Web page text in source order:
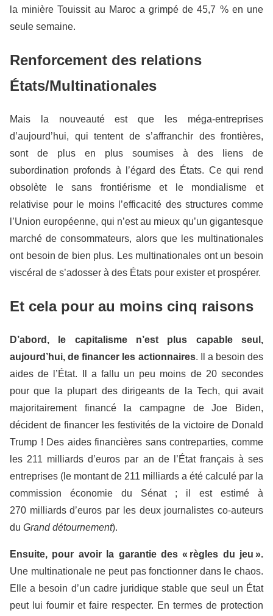
la minière Touissit au Maroc a grimpé de 45,7 % en une
seule semaine.
Renforcement des relations
États/Multinationales
Mais la nouveauté est que les méga-entreprises
d’aujourd’hui, qui tentent de s’affranchir des frontières,
sont de plus en plus soumises à des liens de
subordination profonds à l’égard des États. Ce qui rend
obsolète le sans frontiérisme et le mondialisme et
relativise pour le moins l’efficacité des structures comme
l’Union européenne, qui n’est au mieux qu’un gigantesque
marché de consommateurs, alors que les multinationales
ont besoin de bien plus. Les multinationales ont un besoin
viscéral de s’adosser à des États pour exister et prospérer.
Et cela pour au moins cinq raisons
D’abord, le capitalisme n’est plus capable seul,
aujourd’hui, de financer les actionnaires. Il a besoin des
aides de l’État. Il a fallu un peu moins de 20 secondes
pour que la plupart des dirigeants de la Tech, qui avait
majoritairement financé la campagne de Joe Biden,
décident de financer les festivités de la victoire de Donald
Trump ! Des aides financières sans contreparties, comme
les 211 milliards d’euros par an de l’État français à ses
entreprises (le montant de 211 milliards a été calculé par la
commission économie du Sénat ; il est estimé à
270 milliards d’euros par les deux journalistes co-auteurs
du Grand détournement).
Ensuite, pour avoir la garantiedes « règles du jeu ».
Une multinationale ne peut pas fonctionner dans le chaos.
Elle a besoin d’un cadre juridique stable que seul un État
peut lui fournir et faire respecter. En termes de protection